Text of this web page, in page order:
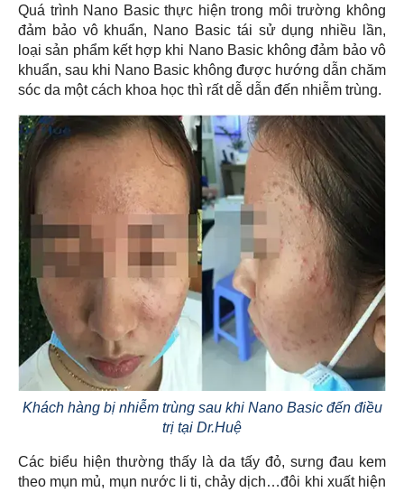
Quá trình Nano Basic thực hiện trong môi trường không
đảm bảo vô khuẩn, Nano Basic tái sử dụng nhiều lần,
loại sản phẩm kết hợp khi Nano Basic không đảm bảo vô
khuẩn, sau khi Nano Basic không được hướng dẫn chăm
sóc da một cách khoa học thì rất dễ dẫn đến nhiễm trùng.
Khách hàng bị nhiễm trùng sau khi Nano Basic đến điều
trị tại Dr.Huệ
Các biểu hiện thường thấy là da tấy đỏ, sưng đau kem
theo mụn mủ, mụn nước li ti, chảy dịch…đôi khi xuất hiện